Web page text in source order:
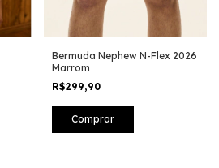
Bermuda Nephew N-Flex 2026
Marrom
R$299,90
Comprar